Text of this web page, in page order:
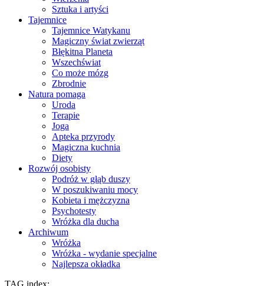
Sztuka i artyści
Tajemnice
Tajemnice Watykanu
Magiczny świat zwierząt
Błękitna Planeta
Wszechświat
Co może mózg
Zbrodnie
Natura pomaga
Uroda
Terapie
Joga
Apteka przyrody
Magiczna kuchnia
Diety
Rozwój osobisty
Podróż w głąb duszy
W poszukiwaniu mocy
Kobieta i mężczyzna
Psychotesty
Wróżka dla ducha
Archiwum
Wróżka
Wróżka - wydanie specjalne
Najlepsza okładka
TAG index: